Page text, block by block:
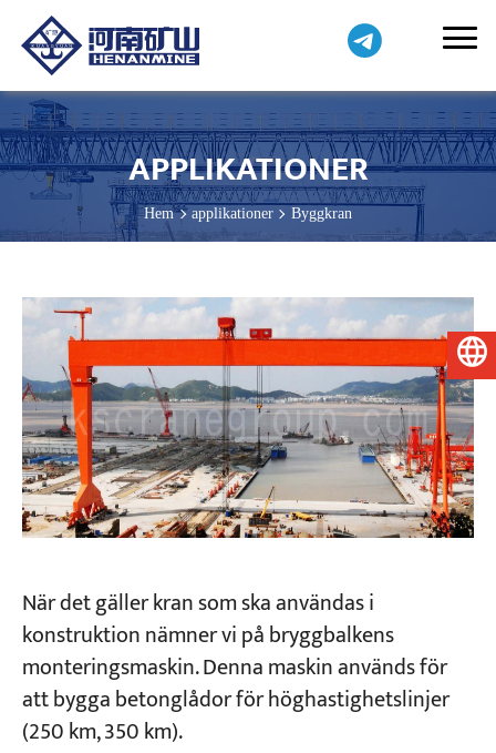
APPLIKATIONER
Hem applikationer Byggkran
När det gäller kran som ska användas i
konstruktion nämner vi på bryggbalkens
monteringsmaskin. Denna maskin används för
att bygga betonglådor för höghastighetslinjer
(250 km, 350 km).
Svenska